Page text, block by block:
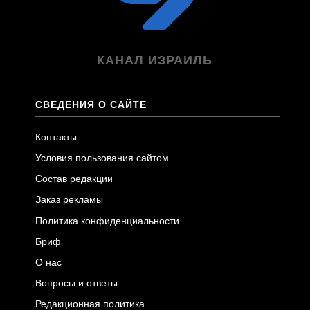
КАНАЛ ИЗРАИЛЬ
СВЕДЕНИЯ О САЙТЕ
Контакты
Условия пользования сайтом
Состав редакции
Заказ рекламы
Политика конфиденциальности
Бриф
О нас
Вопросы и ответы
Редакционная политика